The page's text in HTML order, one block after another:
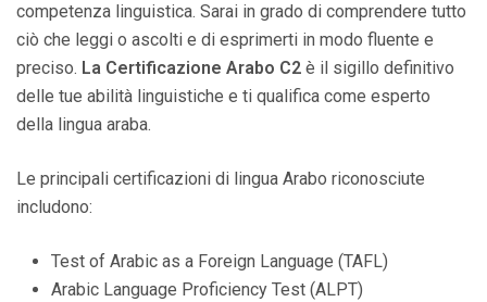
competenza linguistica. Sarai in grado di comprendere tutto
ciò che leggi o ascolti e di esprimerti in modo fluente e
preciso. La Certificazione Arabo C2 è il sigillo definitivo
delle tue abilità linguistiche e ti qualifica come esperto
della lingua araba.
Le principali certificazioni di lingua Arabo riconosciute
includono:
Test of Arabic as a Foreign Language (TAFL)
Arabic Language Proficiency Test (ALPT)